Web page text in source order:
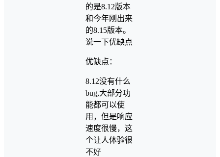
的是8.12版本
和今年刚出来
的8.15版本。
说一下优缺点
优缺点：
8.12没有什么
bug,大部分功
能都可以使
用，但是响应
速度很慢，这
个让人体验很
不好